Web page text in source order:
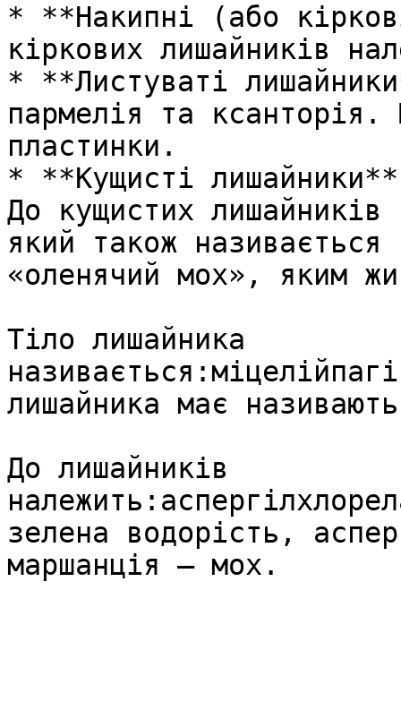
* **Накипні (або
кіркових лишайників
* **Листуваті
пармелія та ксанторія.
пластинки.
* **Кущисті
До кущистих
який також
«оленячий мох», яким
Тіло лишайника
лишайника має
До лишайників
зелена водорість,